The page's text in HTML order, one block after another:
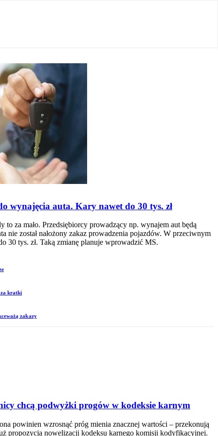
wynajęcia auta. Kary nawet do 30 tys. zł
to za mało. Przedsiębiorcy prowadzący np. wynajem aut będą
nie został nałożony zakaz prowadzenia pojazdów. W przeciwnym
30 tys. zł. Taką zmianę planuje wprowadzić MS.
za kratki
zakazy
chcą podwyżki progów w kodeksie karnym
powinien wzrosnąć próg mienia znacznej wartości – przekonują
propozycja nowelizacji kodeksu karnego komisji kodyfikacyjnej.